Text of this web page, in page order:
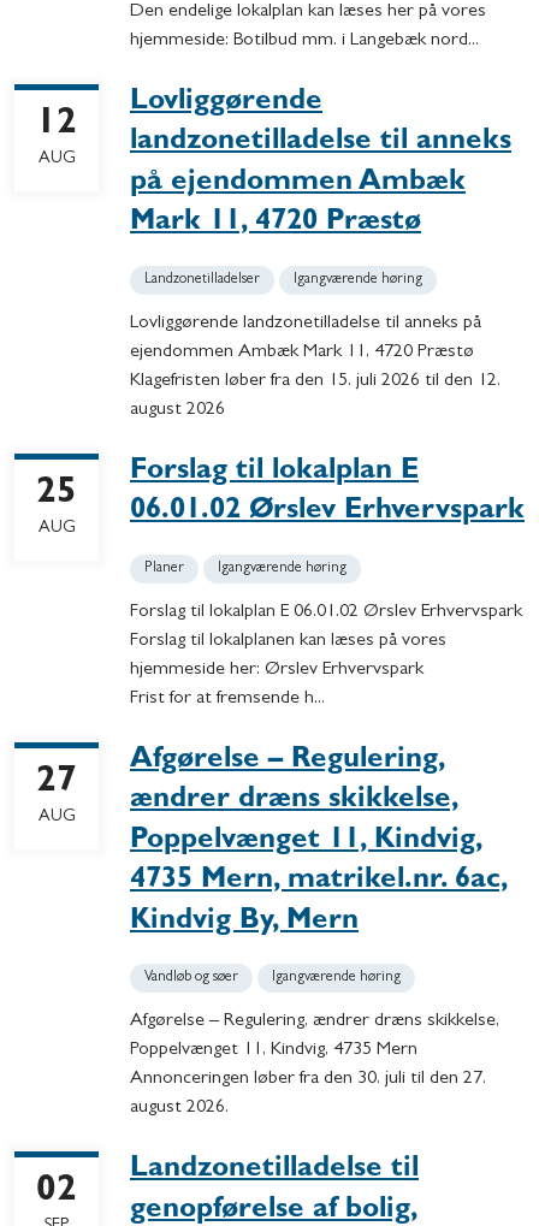
Den endelige lokalplan kan læses her på vores
hjemmeside: Botilbud mm. i Langebæk nord...
Lovliggørende
landzonetilladelse til anneks
på ejendommen Ambæk
Mark 11, 4720 Præstø
12
AUG
Landzonetilladelser Igangværende høring
Lovliggørende landzonetilladelse til anneks på
ejendommen Ambæk Mark 11, 4720 Præstø
Klagefristen løber fra den 15. juli 2026 til den 12.
august 2026
Forslag til lokalplan E
06.01.02 Ørslev Erhvervspark
25
AUG
Planer Igangværende høring
Forslag til lokalplan E 06.01.02 Ørslev Erhvervspark
Forslag til lokalplanen kan læses på vores
hjemmeside her: Ørslev Erhvervspark
Frist for at fremsende h...
Afgørelse – Regulering,
ændrer dræns skikkelse,
Poppelvænget 11, Kindvig,
4735 Mern, matrikel.nr. 6ac,
Kindvig By, Mern
27
AUG
Vandløb og søer Igangværende høring
Afgørelse – Regulering, ændrer dræns skikkelse,
Poppelvænget 11, Kindvig, 4735 Mern
Annonceringen løber fra den 30. juli til den 27.
august 2026.
Landzonetilladelse til
genopførelse af bolig,
02